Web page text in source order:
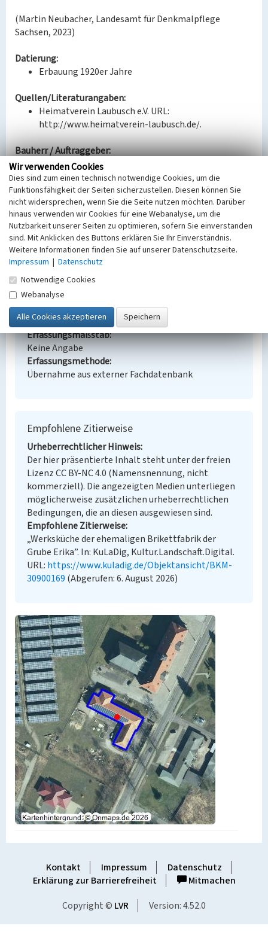
(Martin Neubacher, Landesamt für Denkmalpflege
Sachsen, 2023)
Datierung:
Erbauung 1920er Jahre
Quellen/Literaturangaben:
Heimatverein Laubusch e.V. URL:
http://www.heimatverein-laubusch.de/.
Bauherr / Auftraggeber:
--
BKM-Nummer:30900169
Werksküche der ehemaligen Brikettfabrik der
Grube Erika
Schlagwörter
Fabrikgebäude
Ort
Laubusch
Fachsicht(en)
Denkmalpflege
Erfassungsmaßstab
Keine Angabe
Erfassungsmethode
Übernahme aus externer Fachdatenbank
Empfohlene Zitierweise
Urheberrechtlicher Hinweis
Der hier präsentierte Inhalt steht unter der freien
Lizenz CC BY-NC 4.0 (Namensnennung, nicht
kommerziell). Die angezeigten Medien unterliegen
möglicherweise zusätzlichen urheberrechtlichen
Bedingungen, die an diesen ausgewiesen sind.
Empfohlene Zitierweise
„Werksküche der ehemaligen Brikettfabrik der
Grube Erika”. In: KuLaDig, Kultur.Landschaft.Digital.
URL: https://www.kuladig.de/Objektansicht/BKM-
30900169 (Abgerufen: 6. August 2026)
Kontakt Impressum
Datenschutz
Erklärung zur Barrierefreiheit
Mitmachen
Copyright © LVR Version: 4.52.0
Wir verwenden Cookies
Dies sind zum einen technisch notwendige Cookies, um die
Funktionsfähigkeit der Seiten sicherzustellen. Diesen können Sie
nicht widersprechen, wenn Sie die Seite nutzen möchten. Darüber
hinaus verwenden wir Cookies für eine Webanalyse, um die
Nutzbarkeit unserer Seiten zu optimieren, sofern Sie einverstanden
sind. Mit Anklicken des Buttons erklären Sie Ihr Einverständnis.
Weitere Informationen finden Sie auf unserer Datenschutzseite.
Impressum | Datenschutz
Notwendige Cookies
Webanalyse